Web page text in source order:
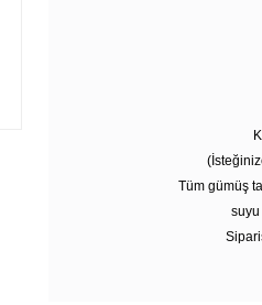
Tüm gümüş